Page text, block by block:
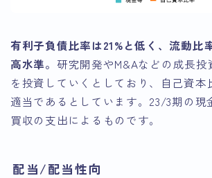
有利子負債比率は21%と低く、流動比
高水準。 研究開発やM&Aなどの成長投
を投資していくとしており、自己資本
適当であるとしています。23/3期の現
買収の支出によるものです。
配当/配当性向